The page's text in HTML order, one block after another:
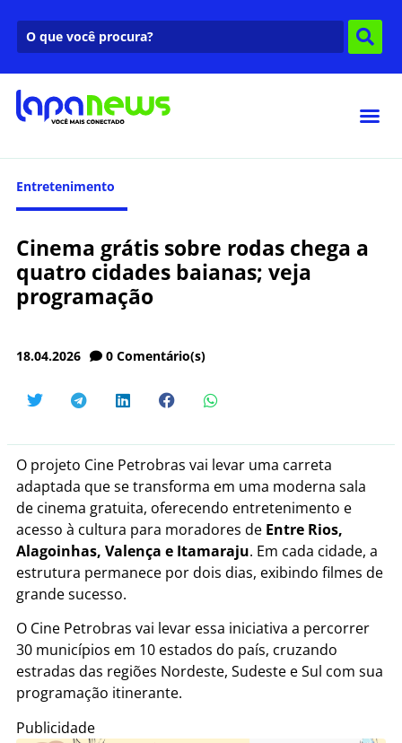
Entretenimento
Cinema grátis sobre rodas chega a
quatro cidades baianas; veja
programação
18.04.2026 0 Comentário(s)
O projeto Cine Petrobras vai levar uma carreta
adaptada que se transforma em uma moderna sala
de cinema gratuita, oferecendo entretenimento e
acesso à cultura para moradores de Entre Rios,
Alagoinhas, Valença e Itamaraju. Em cada cidade, a
estrutura permanece por dois dias, exibindo filmes de
grande sucesso.
O Cine Petrobras vai levar essa iniciativa a percorrer
30 municípios em 10 estados do país, cruzando
estradas das regiões Nordeste, Sudeste e Sul com sua
programação itinerante.
Publicidade